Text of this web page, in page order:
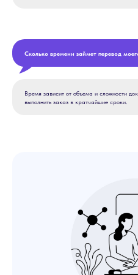
Сколько времени займет перевод
Время зависит от объема и сложности
выполнить заказ в кратчайшие сроки.